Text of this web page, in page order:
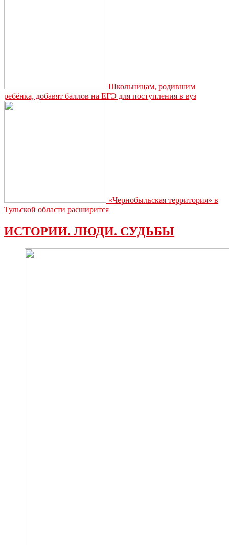
Школьницам, родившим
ребёнка, добавят баллов на ЕГЭ для поступления в вуз
«Чернобыльская территория» в
Тульской области расширится
ИСТОРИИ. ЛЮДИ. СУДЬБЫ